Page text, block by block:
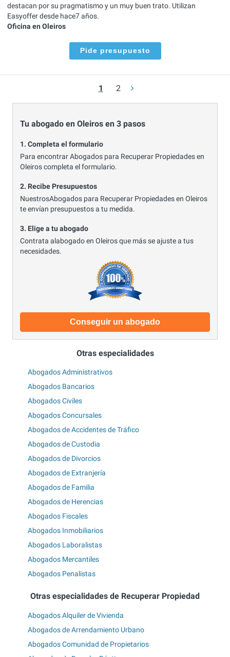
destacan por su pragmatismo y un muy buen trato. Utilizan
Easyoffer desde hace7 años.
Oficina en Oleiros
Pide presupuesto
1 2
Tu abogado en Oleiros en 3 pasos
1. Completa el formulario
Para encontrar Abogados para Recuperar Propiedades en
Oleiros completa el formulario.
2. Recibe Presupuestos
NuestrosAbogados para Recuperar Propiedades en Oleiros
te envían presupuestos a tu medida.
3. Elige a tu abogado
Contrata alabogado en Oleiros que más se ajuste a tus
necesidades.
Conseguir un abogado
Otras especialidades
Abogados Administrativos
Abogados Bancarios
Abogados Civiles
Abogados Concursales
Abogados de Accidentes de Tráfico
Abogados de Custodia
Abogados de Divorcios
Abogados de Extranjería
Abogados de Familia
Abogados de Herencias
Abogados Fiscales
Abogados Inmobiliarios
Abogados Laboralistas
Abogados Mercantiles
Abogados Penalistas
Otras especialidades de Recuperar Propiedad
Abogados Alquiler de Vivienda
Abogados de Arrendamiento Urbano
Abogados Comunidad de Propietarios